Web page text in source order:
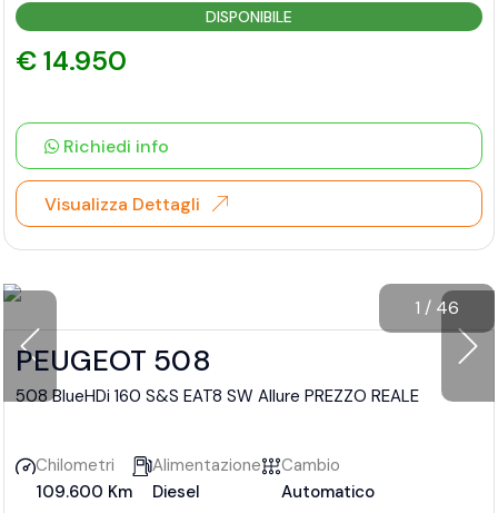
DISPONIBILE
€ 14.950
Richiedi info
Visualizza Dettagli
1 / 46
PEUGEOT 508
508 BlueHDi 160 S&S EAT8 SW Allure PREZZO REALE
Chilometri
109.600 Km
Alimentazione
Diesel
Cambio
Automatico